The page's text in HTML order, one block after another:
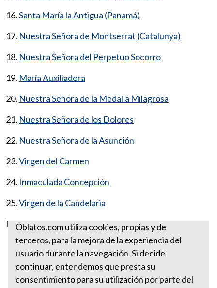
16.Santa María la Antigua (Panamá)
17. Nuestra Señora de Montserrat (Catalunya)
18. Nuestra Señora del Perpetuo Socorro
19. María Auxiliadora
20. Nuestra Señora de la Medalla Milagrosa
21. Nuestra Señora de los Dolores
22. Nuestra Señora de la Asunción
23.Virgen del Carmen
24. Inmaculada Concepción
25.Virgen de la Candelaria
Fuente:https://www.ewtn.com/
ADVOCACIONES MARIANAS
Anunciación del ángel a María
Oblatos.com utiliza cookies, propias y de
terceros, para la mejora de la experiencia del
usuario durante la navegación. Si decide
continuar, entendemos que presta su
consentimiento para su utilización por parte del